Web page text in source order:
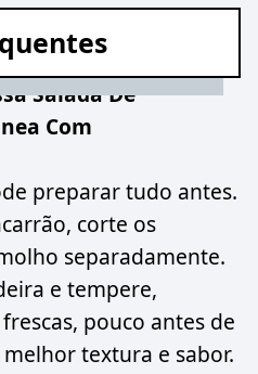
Salada De
Com
preparar tudo antes.
corte os
separadamente.
e tempere,
pouco antes de
textura e sabor.